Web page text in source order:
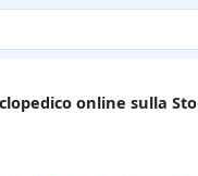
online sulla